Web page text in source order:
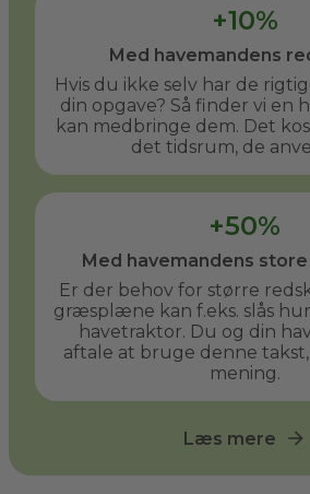
+10%
Med havemandens
Hvis du ikke selv har de
din opgave? Så finder vi en
kan medbringe dem. Det
det tidsrum, de
+50%
Med havemandens
Er der behov for større
græsplæne kan f.eks. slås
havetraktor. Du og din
aftale at bruge denne
mening.
Læs mere